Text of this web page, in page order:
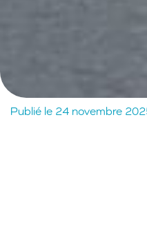
Publié le 24 novembre